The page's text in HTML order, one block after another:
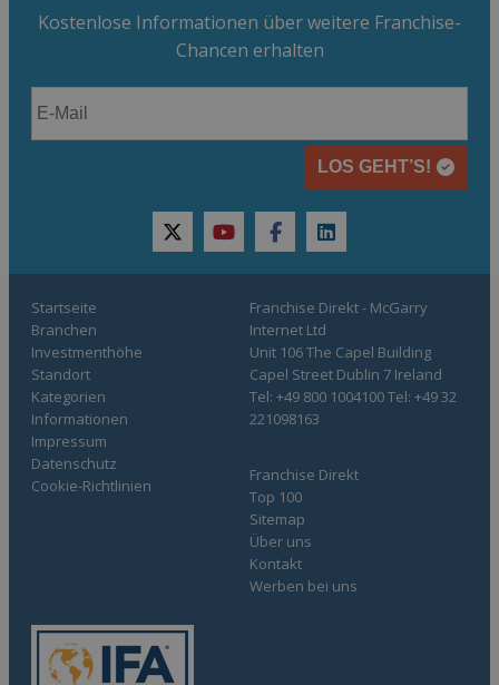
Kostenlose Informationen über weitere Franchise-
Chancen erhalten
LOS GEHT’S!
twitteryoutubefacebooklinkedin
Startseite
Branchen
Investmenthöhe
Standort
Kategorien
Informationen
Franchise Direkt
Top 100
Sitemap
Über uns
Kontakt
Werben bei uns
Impressum
Datenschutz
Cookie-Richtlinien
Franchise Direkt - McGarry
Internet Ltd
Unit 106 The Capel Building
Capel Street Dublin 7 Ireland
Tel: +49 800 1004100 Tel: +49 32
221098163